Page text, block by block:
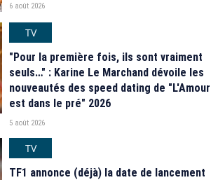
6 août 2026
TV
"Pour la première fois, ils sont vraiment
seuls…" : Karine Le Marchand dévoile les
nouveautés des speed dating de "L'Amour
est dans le pré" 2026
5 août 2026
TV
TF1 annonce (déjà) la date de lancement